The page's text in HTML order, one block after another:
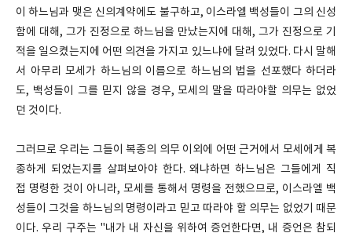
이 하느님과 맺은 신의계약에도 불구하고, 이스라엘 백성들이 그의 신성
함에 대해, 그가 진정으로 하느님을 만났는지에 대해, 그가 진정으로 기
적을 일으켰는지에 어떤 의견을 가지고 있느냐에 달려 있었다. 다시 말해
서 아무리 모세가 하느님의 이름으로 하느님의 법을 선포했다 하더라
도, 백성들이 그를 믿지 않을 경우, 모세의 말을 따라야할 의무는 없었
던 것이다.
그러므로 우리는 그들이 복종의 의무 이외에 어떤 근거에서 모세에게 복
종하게 되었는지를 살펴보아야 한다. 왜냐하면 하느님은 그들에게 직
접 명령한 것이 아니라, 모세를 통해서 명령을 전했으므로, 이스라엘 백
성들이 그것을 하느님의 명령이라고 믿고 따라야 할 의무는 없었기 때문
이다. 우리 구주는 "내가 내 자신을 위하여 증언한다면, 내 증언은 참되